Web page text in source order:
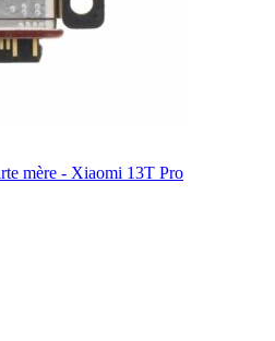
mère - Xiaomi 13T Pro